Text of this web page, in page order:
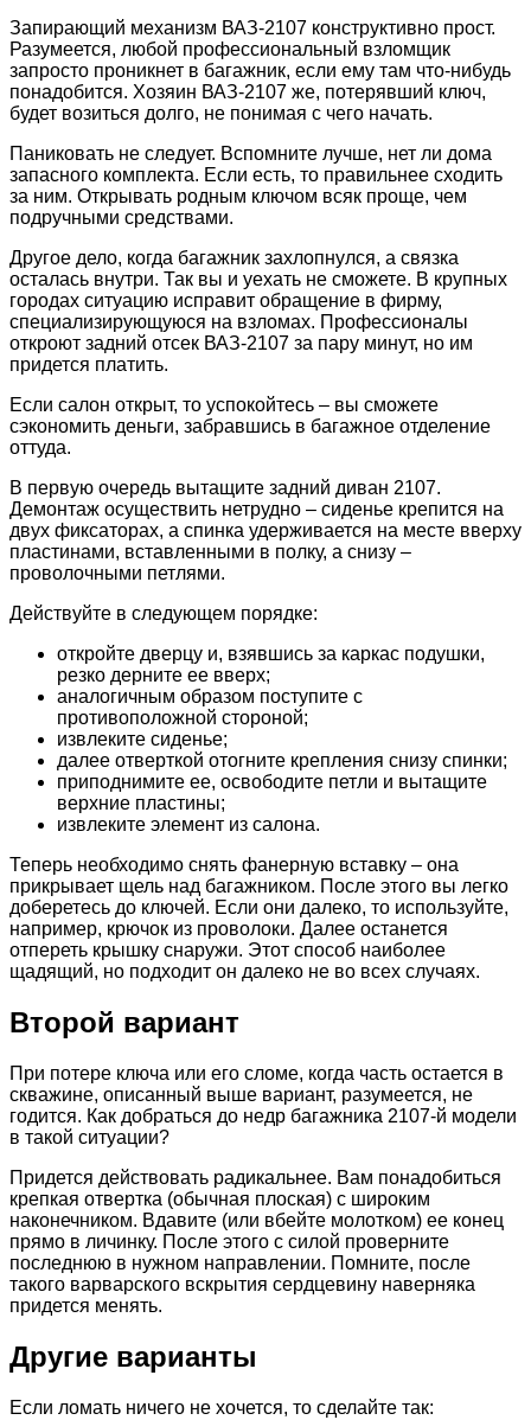
Запирающий механизм ВАЗ-2107 конструктивно прост.
Разумеется, любой профессиональный взломщик
запросто проникнет в багажник, если ему там что-нибудь
понадобится. Хозяин ВАЗ-2107 же, потерявший ключ,
будет возиться долго, не понимая с чего начать.
Паниковать не следует. Вспомните лучше, нет ли дома
запасного комплекта. Если есть, то правильнее сходить
за ним. Открывать родным ключом всяк проще, чем
подручными средствами.
Другое дело, когда багажник захлопнулся, а связка
осталась внутри. Так вы и уехать не сможете. В крупных
городах ситуацию исправит обращение в фирму,
специализирующуюся на взломах. Профессионалы
откроют задний отсек ВАЗ-2107 за пару минут, но им
придется платить.
Если салон открыт, то успокойтесь – вы сможете
сэкономить деньги, забравшись в багажное отделение
оттуда.
В первую очередь вытащите задний диван 2107.
Демонтаж осуществить нетрудно – сиденье крепится на
двух фиксаторах, а спинка удерживается на месте вверху
пластинами, вставленными в полку, а снизу –
проволочными петлями.
Действуйте в следующем порядке:
откройте дверцу и, взявшись за каркас подушки,
резко дерните ее вверх;
аналогичным образом поступите с
противоположной стороной;
извлеките сиденье;
далее отверткой отогните крепления снизу спинки;
приподнимите ее, освободите петли и вытащите
верхние пластины;
извлеките элемент из салона.
Теперь необходимо снять фанерную вставку – она
прикрывает щель над багажником. После этого вы легко
доберетесь до ключей. Если они далеко, то используйте,
например, крючок из проволоки. Далее останется
отпереть крышку снаружи. Этот способ наиболее
щадящий, но подходит он далеко не во всех случаях.
Второй вариант
При потере ключа или его сломе, когда часть остается в
скважине, описанный выше вариант, разумеется, не
годится. Как добраться до недр багажника 2107-й модели
в такой ситуации?
Придется действовать радикальнее. Вам понадобиться
крепкая отвертка (обычная плоская) с широким
наконечником. Вдавите (или вбейте молотком) ее конец
прямо в личинку. После этого с силой проверните
последнюю в нужном направлении. Помните, после
такого варварского вскрытия сердцевину наверняка
придется менять.
Другие варианты
Если ломать ничего не хочется, то сделайте так: